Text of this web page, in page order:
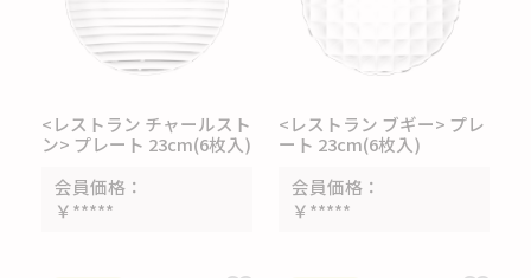
<レストラン チャールスト
ン> プレート 23cm(6枚入)
会員価格
￥*****
<レストラン ブギー> プレ
ート 23cm(6枚入)
会員価格
￥*****